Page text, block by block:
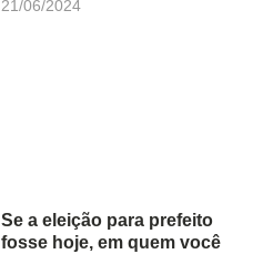
21/06/2024
Se a eleição para prefeito
fosse hoje, em quem você